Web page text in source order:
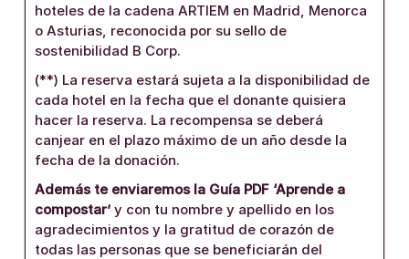
hoteles de la cadena ARTIEM en Madrid, Menorca
o Asturias, reconocida por su sello de
sostenibilidad B Corp.
(**) La reserva estará sujeta a la disponibilidad de
cada hotel en la fecha que el donante quisiera
hacer la reserva. La recompensa se deberá
canjear en el plazo máximo de un año desde la
fecha de la donación.
Además te enviaremos la Guía PDF ‘Aprende a
compostar’y con tu nombre y apellido en los
agradecimientos y la gratitud de corazón de
todas las personas que se beneficiarán del